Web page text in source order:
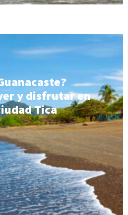
y disfrutar en
Tica